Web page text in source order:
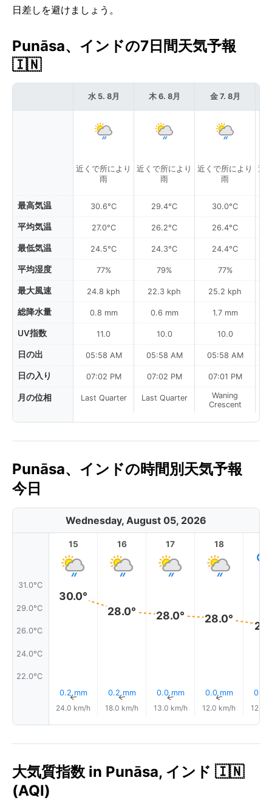
日差しを避けましょう。
Punāsa、インドの7日間天気予報
🇮🇳
最高気温
平均気温
最低気温
平均湿度
最大風速
総降水量
UV指数
日の出
日の入り
月の位相
水 5. 8月
近くで所により
雨
30.6°C
27.0°C
24.5°C
77%
24.8 kph
0.8 mm
11.0
05:58 AM
07:02 PM
Last Quarter
木 6. 8月
近くで所により
雨
29.4°C
26.2°C
24.3°C
79%
22.3 kph
0.6 mm
10.0
05:58 AM
07:02 PM
Last Quarter
金 7. 8月
近くで所により
雨
30.0°C
26.4°C
24.4°C
77%
25.2 kph
1.7 mm
10.0
05:58 AM
07:01 PM
Waning
Crescent
近
Punāsa、インドの時間別天気予報
今日
Wednesday, August 05, 2026
31.0°C
29.0°C
26.0°C
24.0°C
22.0°C
15
30.0°
0.2 mm
↑
24.0 km/h
16
28.0°
0.2 mm
↑
18.0 km/h
17
28.0°
0.0 mm
↑
13.0 km/h
18
28.0°
0.0 mm
↑
12.0 km/h
0.0
12.0
大気質指数 in Punāsa, インド 🇮🇳
(AQI)